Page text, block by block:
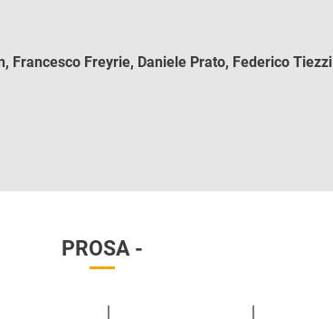
Francesco Freyrie, Daniele Prato, Federico Tiezzi
PROSA -